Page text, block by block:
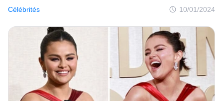
Célébrités 10/01/2024
le mystère a été résolu, révélant enfin les détails de leur